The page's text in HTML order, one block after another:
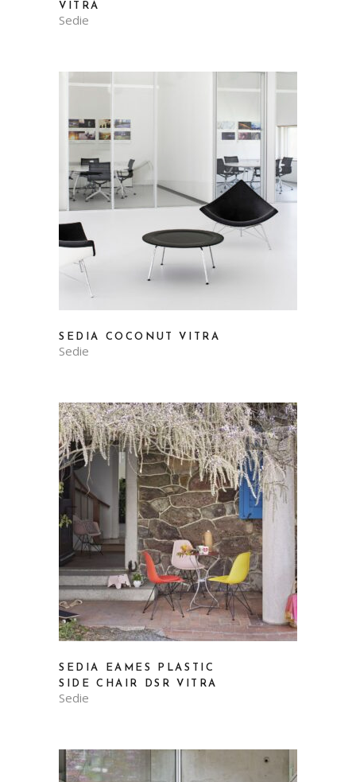
VITRA
Sedie
SEDIA COCONUT VITRA
Sedie
SEDIA EAMES PLASTIC
SIDE CHAIR DSR VITRA
Sedie